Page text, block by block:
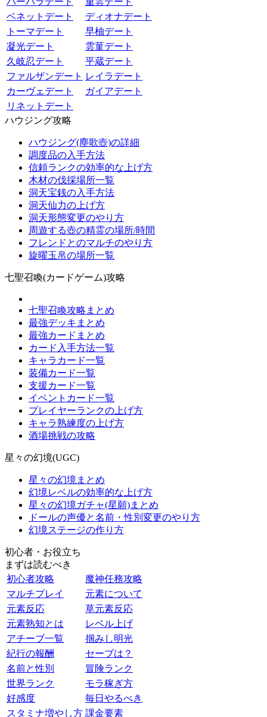
ベネットデート
ディオナデート
トーマデート
早柚デート
凝光デート
雲菫デート
久岐忍デート
平蔵デート
ファルザンデート レイラデート
カーヴェデート
ガイアデート
リネットデート
ハウジング攻略
ハウジング(塵歌壺)の詳細
調度品の入手方法
信頼ランクの効率的な上げ方
木材の伐採場所一覧
洞天宝銭の入手方法
洞天仙力の上げ方
洞天形態変更のやり方
周遊する壺の精霊の場所/時間
フレンドとのマルチのやり方
旋曜玉帛の場所一覧
七聖召喚(カードゲーム)攻略
七聖召喚攻略まとめ
最強デッキまとめ
最強カードまとめ
カード入手方法一覧
キャラカード一覧
装備カード一覧
支援カード一覧
イベントカード一覧
プレイヤーランクの上げ方
キャラ熟練度の上げ方
酒場挑戦の攻略
星々の幻境(UGC)
星々の幻境まとめ
幻境レベルの効率的な上げ方
星々の幻境ガチャ(星願)まとめ
ドールの声優と名前・性別変更のやり方
幻境ステージの作り方
初心者・お役立ち
まずは読むべき
初心者攻略
魔神任務攻略
マルチプレイ
元素について
元素反応
草元素反応
元素熟知とは
レベル上げ
アチーブ一覧
掴みし明光
紀行の報酬
セーブは？
名前と性別
冒険ランク
世界ランク
モラ稼ぎ方
好感度
毎日やるべき
スタミナ増やし方 課金要素